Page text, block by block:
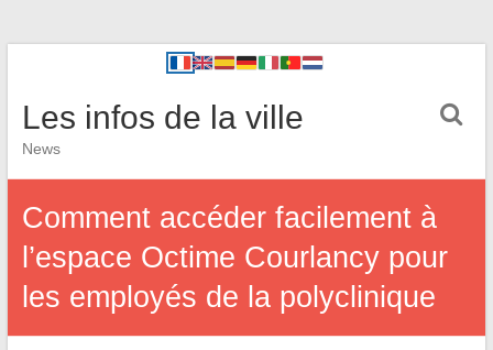
Les infos de la ville
News
Comment accéder facilement à
l’espace Octime Courlancy pour
les employés de la polyclinique